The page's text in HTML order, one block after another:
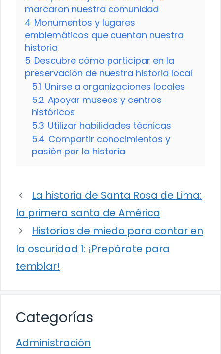
marcaron nuestra comunidad
4 Monumentos y lugares
emblemáticos que cuentan nuestra
historia
5 Descubre cómo participar en la
preservación de nuestra historia local
5.1 Unirse a organizaciones locales
5.2 Apoyar museos y centros
históricos
5.3 Utilizar habilidades técnicas
5.4 Compartir conocimientos y
pasión por la historia
La historia de Santa Rosa de Lima:
la primera santa de América
Historias de miedo para contar en
la oscuridad 1: ¡Prepárate para
temblar!
Categorías
Administración